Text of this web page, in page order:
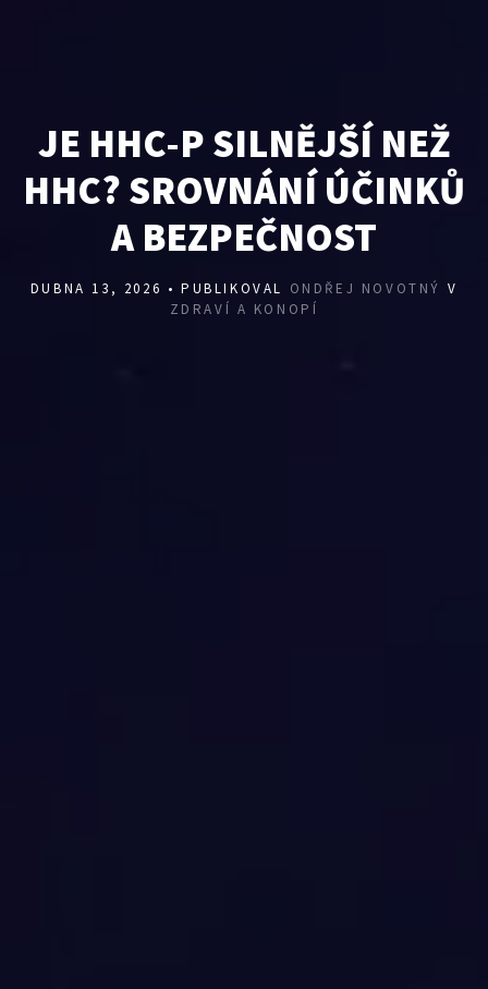
JE HHC-P SILNĚJŠÍ NEŽ
HHC? SROVNÁNÍ ÚČINKŮ
A BEZPEČNOST
DUBNA 13, 2026 • PUBLIKOVAL ONDŘEJ NOVOTNÝ V
ZDRAVÍ A KONOPÍ